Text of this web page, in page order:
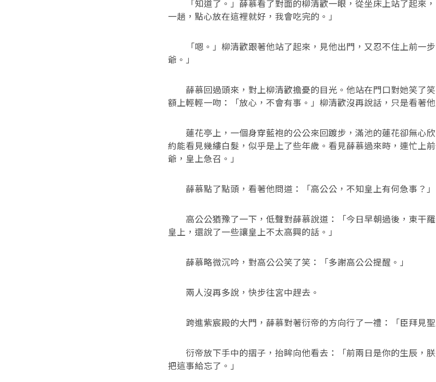
「知道了。」薛慕看了對面的柳清歡一眼，從坐床上站了起來，
一趟，點心放在這裡就好，我會吃完的。」
「嗯。」柳清歡跟著他站了起來，見他出門，又忍不住上前一步
爺。」
薛慕回過頭來，對上柳清歡擔憂的目光。他站在門口對她笑了笑
額上輕輕一吻：「放心，不會有事。」柳清歡沒再說話，只是看著他
蓮花亭上，一個身穿藍袍的公公來回踱步，滿池的蓮花卻無心欣
約能看見幾縷白髮，似乎是上了些年歲。看見薛慕過來時，連忙上
爺，皇上急召。」
薛慕點了點頭，看著他問道：「高公公，不知皇上有何急事？」
高公公猶豫了一下，低聲對薛慕說道：「今日早朝過後，東干羅
皇上，還說了一些讓皇上不太高興的話。」
薛慕略微沉吟，對高公公笑了笑：「多謝高公公提醒。」
兩人沒再多說，快步往宮中趕去。
跨進紫宸殿的大門，薛慕對著衍帝的方向行了一禮：「臣拜見聖
衍帝放下手中的摺子，抬眸向他看去：「前兩日是你的生辰，朕
把這事給忘了。」